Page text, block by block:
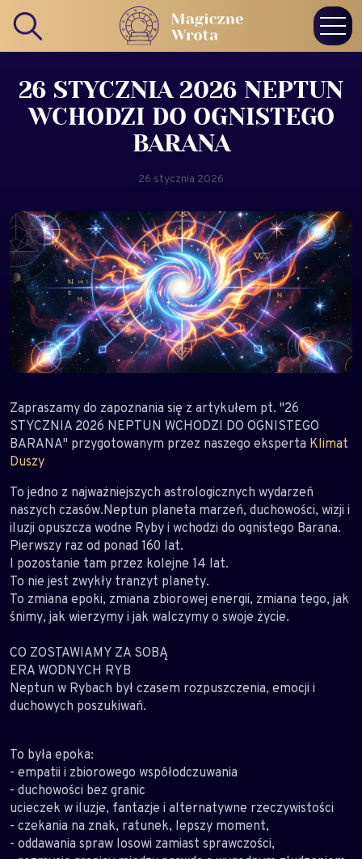
26 STYCZNIA 2026 NEPTUN
WCHODZI DO OGNISTEGO
BARANA
26 stycznia 2026
Zapraszamy do zapoznania się z artykułem pt. "26
STYCZNIA 2026 NEPTUN WCHODZI DO OGNISTEGO
BARANA" przygotowanym przez naszego eksperta Klimat
Duszy
To jedno z najważniejszych astrologicznych wydarzeń
naszych czasów.Neptun planeta marzeń, duchowości, wizji i
iluzji opuszcza wodne Ryby i wchodzi do ognistego Barana.
Pierwszy raz od ponad 160 lat.
I pozostanie tam przez kolejne 14 lat.
To nie jest zwykły tranzyt planety.
To zmiana epoki, zmiana zbiorowej energii, zmiana tego, jak
śnimy, jak wierzymy i jak walczymy o swoje życie.
CO ZOSTAWIAMY ZA SOBĄ
ERA WODNYCH RYB
Neptun w Rybach był czasem rozpuszczenia, emocji i
duchowych poszukiwań.
To była epoka:
- empatii i zbiorowego współodczuwania
- duchowości bez granic
ucieczek w iluzje, fantazje i alternatywne rzeczywistości
- czekania na znak, ratunek, lepszy moment,
- oddawania spraw losowi zamiast sprawczości,